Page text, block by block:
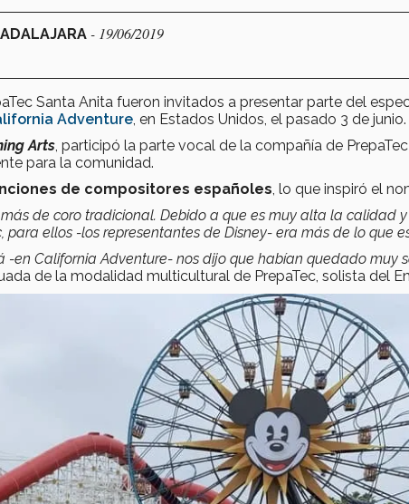
- 19/06/2019
Santa Anita fueron invitados a presentar parte del
Adventure , en Estados Unidos, el pasado 3 de junio.
Arts , participó la parte vocal de la compañía de
para la comunidad.
de compositores españoles , lo que inspiró el
más de coro tradicional. Debido a que es muy alta la calidad
para ellos -los representantes de Disney- era más de lo que
en California Adventure- nos dijo que habían quedado muy
de la modalidad multicultural de PrepaTec, solista del